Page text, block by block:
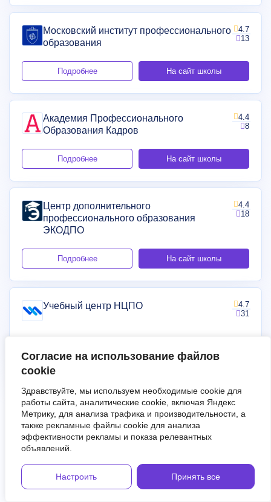
Согласие на использование файлов
cookie
Здравствуйте, мы используем необходимые cookie для
работы сайта, аналитические cookie, включая Яндекс
Метрику, для анализа трафика и производительности, а
также рекламные файлы cookie для анализа
эффективности рекламы и показа релевантных
объявлений.
Настроить Принять все
Московский институт профессионального
образования
4.7
13
Подробнее На сайт школы
Академия Профессионального
Образования Кадров
4.4
8
Подробнее На сайт школы
Центр дополнительного
профессионального образования
ЭКОДПО
4.4
18
Подробнее На сайт школы
Учебный центр НЦПО
4.7
31
Подборки курсов
Работа с боевой травмой
Работа с выгоранием
Работа с горем